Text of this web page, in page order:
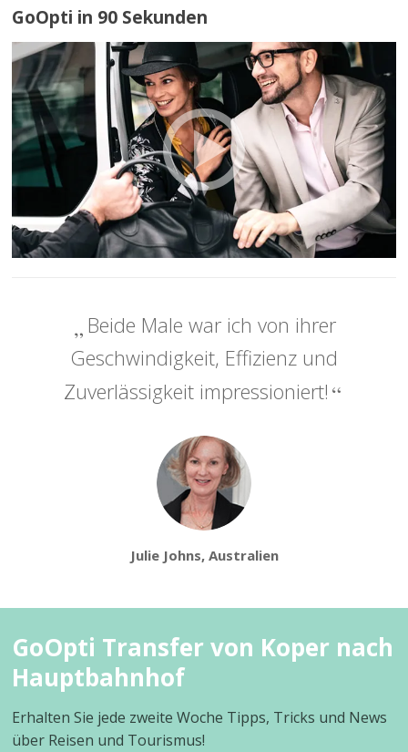
GoOpti in 90 Sekunden
Beide Male war ich von ihrer
Geschwindigkeit, Effizienz und
Zuverlässigkeit impressioniert!
Julie Johns, Australien
GoOpti Transfer von Koper nach
Hauptbahnhof
Erhalten Sie jede zweite Woche Tipps, Tricks und News
über Reisen und Tourismus!